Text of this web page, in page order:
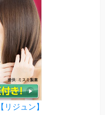
ジュン】